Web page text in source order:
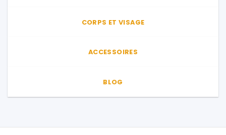
CORPS ET VISAGE
ACCESSOIRES
BLOG